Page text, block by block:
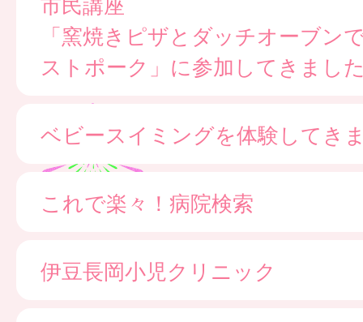
「窯焼きピザとダッチオーブン
ストポーク」に参加してきまし
ベビースイミングを体験してき
これで楽々！病院検索
伊豆長岡小児クリニック